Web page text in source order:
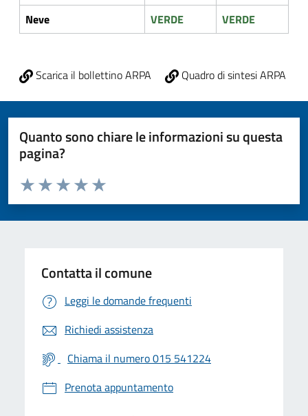
Neve
VERDE VERDE
Scarica il bollettino ARPA Quadro di sintesi ARPA
Quanto sono chiare le informazioni su questa
pagina?
Valuta da 1 a 5 stelle la pagina
Valuta 5 stelle su 5
Valuta 4 stelle su 5
Valuta 3 stelle su 5
Valuta 2 stelle su 5
Valuta 1 stelle su 5
Contatta il comune
Leggi le domande frequenti
Richiedi assistenza
Chiama il numero 015 541224
Prenota appuntamento